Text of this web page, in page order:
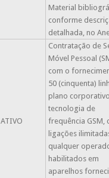
Material
conforme
detalhada, no
ATIVO
Contratação de
Móvel Pessoal
com o
50 (cinquenta)
plano
tecnologia de
frequência GSM,
ligações
qualquer
habilitados em
aparelhos